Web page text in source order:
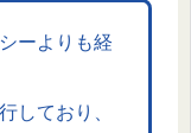
ーよりも経
しており、